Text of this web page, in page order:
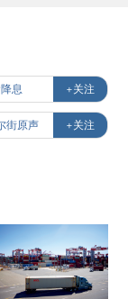
息 +关注
街原声 +关注